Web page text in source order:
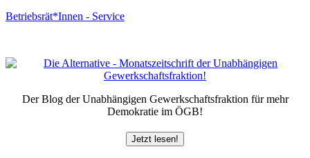
Betriebsrät*Innen - Service
Der Blog der Unabhängigen Gewerkschaftsfraktion für mehr
Demokratie im ÖGB!
Jetzt lesen!